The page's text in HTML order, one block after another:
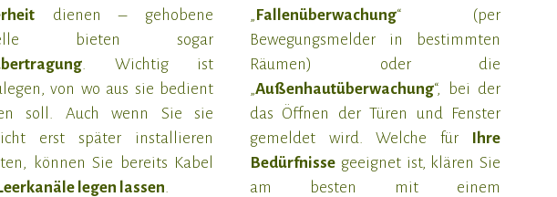
dienen – gehobene
bieten sogar
. Wichtig ist
von wo aus sie bedient
soll. Auch wenn Sie sie
erst später installieren
können Sie bereits Kabel
legen lassen.
„Fallenüberwachung“ (per
Bewegungsmelder in bestimmten
Räumen) oder die
„Außenhautüberwachung“, bei der
das Öffnen der Türen und Fenster
gemeldet wird. Welche für
Ihre
Bedürfnisse geeignet ist, klären Sie
am besten mit einem